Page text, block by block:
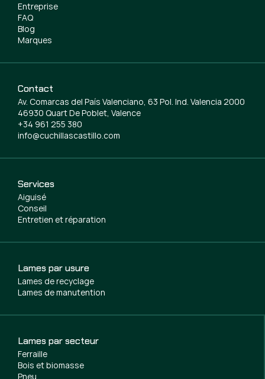
Services
Aiguisé
Conseil
Entretien et réparation
Lames par usure
Lames de recyclage
Lames de manutention
Lames par secteur
Ferraille
Bois et biomasse
Pneu
Entreprise
FAQ
Blog
Marques
Contact
Av. Comarcas del País Valenciano, 63 Pol. Ind. Valencia 2000
46930 Quart De Poblet, Valence
+34 961 255 380
info@cuchillascastillo.com